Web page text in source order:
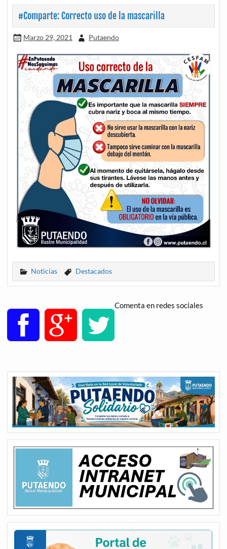
#Comparte: Correcto uso de la mascarilla
Marzo 29, 2021 Putaendo
Noticias Destacados
Comenta en redes sociales